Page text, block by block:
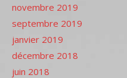
novembre 2019
septembre 2019
janvier 2019
décembre 2018
juin 2018